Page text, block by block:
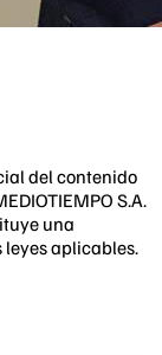
del contenido
S.A.
una
aplicables.